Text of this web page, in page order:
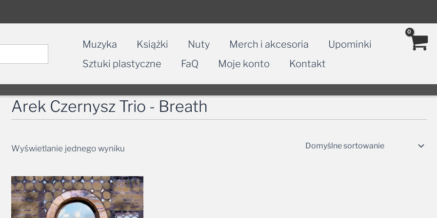
Muzyka Książki Nuty Merch i akcesoria
Upominki
Sztuki plastyczne
FaQ Moje konto Kontakt
Arek Czernysz Trio - Breath
Wyświetlanie jednego wyniku